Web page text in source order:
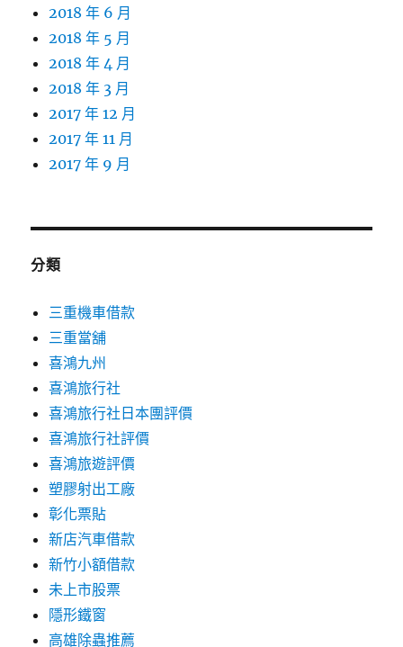
2018 年 6 月
2018 年 5 月
2018 年 4 月
2018 年 3 月
2017 年 12 月
2017 年 11 月
2017 年 9 月
分類
三重機車借款
三重當舖
喜鴻九州
喜鴻旅行社
喜鴻旅行社日本團評價
喜鴻旅行社評價
喜鴻旅遊評價
塑膠射出工廠
彰化票貼
新店汽車借款
新竹小額借款
未上市股票
隱形鐵窗
高雄除蟲推薦